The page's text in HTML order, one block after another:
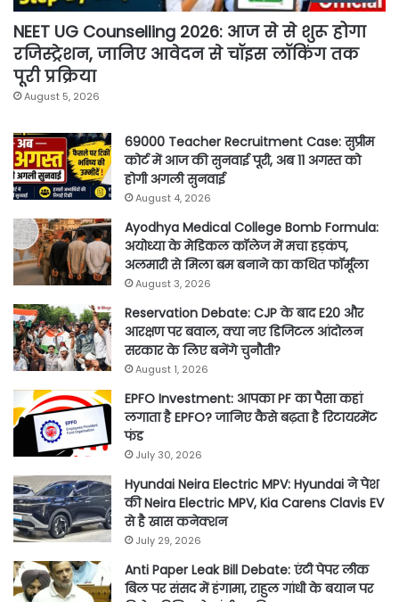
NEET UG Counselling 2026: आज से से शुरू होगा
रजिस्ट्रेशन, जानिए आवेदन से चॉइस लॉकिंग तक
पूरी प्रक्रिया
August 5, 2026
69000 Teacher Recruitment Case: सुप्रीम
कोर्ट में आज की सुनवाई पूरी, अब 11 अगस्त को
होगी अगली सुनवाई
August 4, 2026
Ayodhya Medical College Bomb Formula:
अयोध्या के मेडिकल कॉलेज में मचा हड़कंप,
अलमारी से मिला बम बनाने का कथित फॉर्मूला
August 3, 2026
Reservation Debate: CJP के बाद E20 और
आरक्षण पर बवाल, क्या नए डिजिटल आंदोलन
सरकार के लिए बनेंगे चुनौती?
August 1, 2026
EPFO Investment: आपका PF का पैसा कहां
लगाता है EPFO? जानिए कैसे बढ़ता है रिटायरमेंट
फंड
July 30, 2026
Hyundai Neira Electric MPV: Hyundai ने पेश
की Neira Electric MPV, Kia Carens Clavis EV
से है खास कनेक्शन
July 29, 2026
Anti Paper Leak Bill Debate: एंटी पेपर लीक
बिल पर संसद में हंगामा, राहुल गांधी के बयान पर